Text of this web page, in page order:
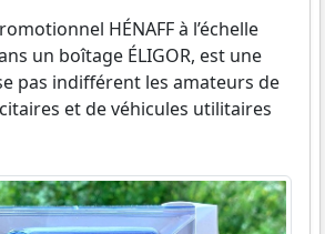
HÉNAFF à l’échelle
un boîtage ÉLIGOR, est une
pas indifférent les amateurs de
et de véhicules utilitaires